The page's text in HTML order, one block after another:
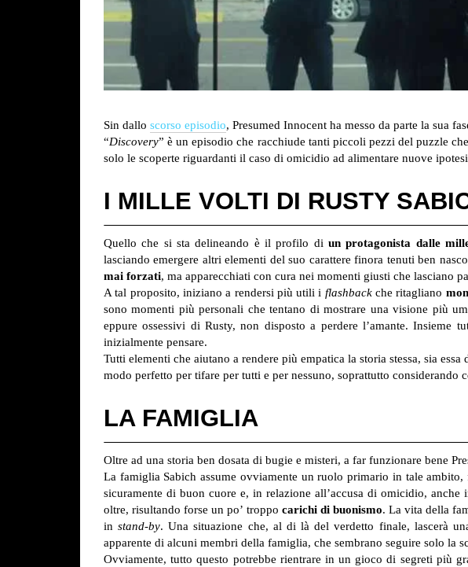
Sin dallo scorso episodio, Presumed Innocent ha messo da parte la sua
“Discovery” è un episodio che racchiude tanti piccoli pezzi del puzzle
solo le scoperte riguardanti il caso di omicidio ad alimentare nuove
I MILLE VOLTI DI RUSTY
Quello che si sta delineando è il profilo di un protagonista dalle
lasciando emergere altri elementi del suo carattere finora tenuti ben
mai forzati, ma apparecchiati con cura nei momenti giusti che lasciano
A tal proposito, iniziano a rendersi più utili i flashbackche ritagliano
sono momenti più personali che tentano di mostrare una visione più
eppure ossessivi di Rusty, non disposto a perdere l’amante. Insieme
inizialmente pensare.
Tutti elementi che aiutano a rendere più empatica la storia stessa, sia
modo perfetto per tifare per tutti e per nessuno, soprattutto considerando
LA FAMIGLIA
Oltre ad una storia ben dosata di bugie e misteri, a far funzionare bene
La famiglia Sabich assume ovviamente un ruolo primario in tale
sicuramente di buon cuore e, in relazione all’accusa di omicidio,
oltre, risultando forse un po’ troppo carichi di buonismo. La vita della
instand-by. Una situazione che, al di là del verdetto finale, lascerà
apparente di alcuni membri della famiglia, che sembrano seguire solo la
Ovviamente, tutto questo potrebbe rientrare in un gioco di segreti più